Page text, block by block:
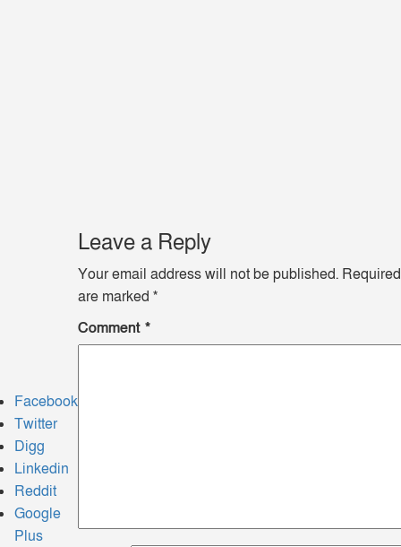
ঠাকুরগাঁওয়ে মাছ ধরতে গিয়ে আর ফেরা হলো না বাড়ি, নোনো নদীতে বৃদ্ধের
পক্ষ থেকে… লেখক ও পাঠক এবং সাংবাদিক নেতৃবৃন্দকে জানাই,
Facebook
Twitter
Digg
Linkedin
Reddit
Google
Plus
Leave a Reply
Your email address will not be published.
are marked *
Comment *